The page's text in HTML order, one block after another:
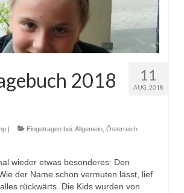
11
AUG. 2018
2018
| Eingetragen bei: Allgemein Österreich
wieder etwas besonderes: Den
der Name schon vermuten lässt, lief
rückwärts. Die Kids wurden von